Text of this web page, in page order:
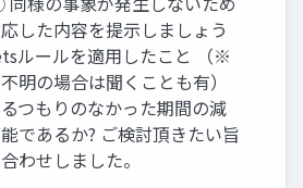
した内容を提示しましょう
ルールを適用したこと （※
明の場合は聞くことも有）
つもりのなかった期間の減
であるか? ご検討頂きたい旨
わせしました。